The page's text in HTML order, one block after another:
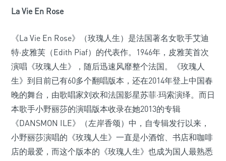
La Vie En Rose
《La Vie En Rose》（玫瑰人生）是法国著名女歌手艾迪
特·皮雅芙（Edith Piaf）的代表作。1946年，皮雅芙首次
演唱《玫瑰人生》，随后迅速风靡整个法国。《玫瑰人
生》到目前已有60多个翻唱版本，还在2014年登上中国春
晚的舞台，由歌唱家刘欢和法国影星苏菲·玛索演绎。而日
本歌手小野丽莎的演唱版本收录在她2013的专辑
《DANSMON ILE》（左岸香颂）中，自专辑发行以来，
小野丽莎演唱的《玫瑰人生》一直是小酒馆、书店和咖啡
店的最爱，而这个版本的《玫瑰人生》也成为国人最熟悉